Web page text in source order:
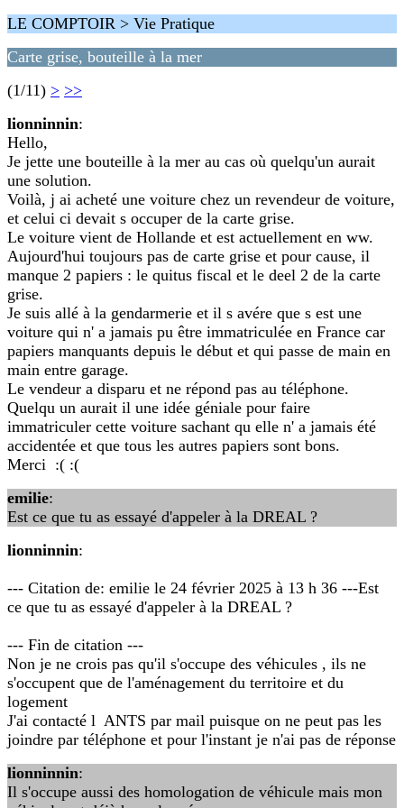
LE COMPTOIR > Vie Pratique
Carte grise, bouteille à la mer
(1/11) > >>
lionninnin:
Hello,
Je jette une bouteille à la mer au cas où quelqu'un aurait
une solution.
Voilà, j ai acheté une voiture chez un revendeur de voiture,
et celui ci devait s occuper de la carte grise.
Le voiture vient de Hollande et est actuellement en ww.
Aujourd'hui toujours pas de carte grise et pour cause, il
manque 2 papiers : le quitus fiscal et le deel 2 de la carte
grise.
Je suis allé à la gendarmerie et il s avére que s est une
voiture qui n' a jamais pu être immatriculée en France car
papiers manquants depuis le début et qui passe de main en
main entre garage.
Le vendeur a disparu et ne répond pas au téléphone.
Quelqu un aurait il une idée géniale pour faire
immatriculer cette voiture sachant qu elle n' a jamais été
accidentée et que tous les autres papiers sont bons.
Merci :( :(
emilie:
Est ce que tu as essayé d'appeler à la DREAL ?
lionninnin:
--- Citation de: emilie le 24 février 2025 à 13 h 36 ---Est
ce que tu as essayé d'appeler à la DREAL ?
--- Fin de citation ---
Non je ne crois pas qu'il s'occupe des véhicules , ils ne
s'occupent que de l'aménagement du territoire et du
logement
J'ai contacté l ANTS par mail puisque on ne peut pas les
joindre par téléphone et pour l'instant je n'ai pas de réponse
lionninnin:
Il s'occupe aussi des homologation de véhicule mais mon